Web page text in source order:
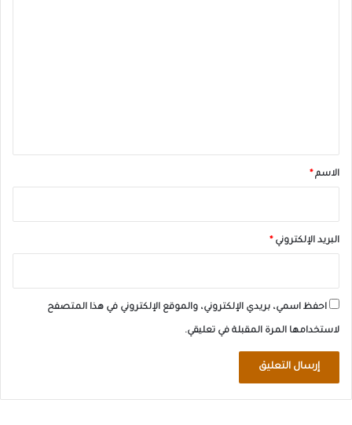
*الاسم*
البريد الإلكتروني*
احفظ اسمي، بريدي الإلكتروني، والموقع الإلكتروني في هذا المتصفح
لاستخدامها المرة المقبلة في تعليقي.